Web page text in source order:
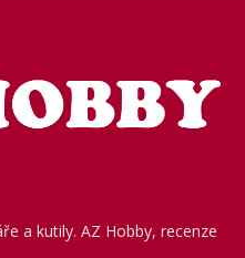
a kutily. AZ Hobby, recenze